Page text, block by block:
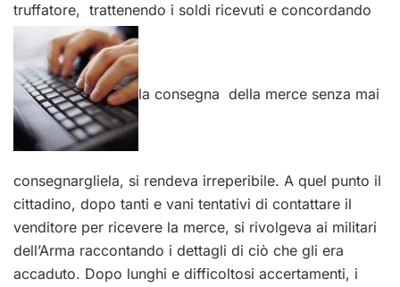
truffatore, trattenendo i soldi ricevuti e concordando
la consegna della merce senza mai
consegnargliela, si rendeva irreperibile. A quel punto il
cittadino, dopo tanti e vani tentativi di contattare il
venditore per ricevere la merce, si rivolgeva ai militari
dell’Arma raccontando i dettagli di ciò che gli era
accaduto. Dopo lunghi e difficoltosi accertamenti, i